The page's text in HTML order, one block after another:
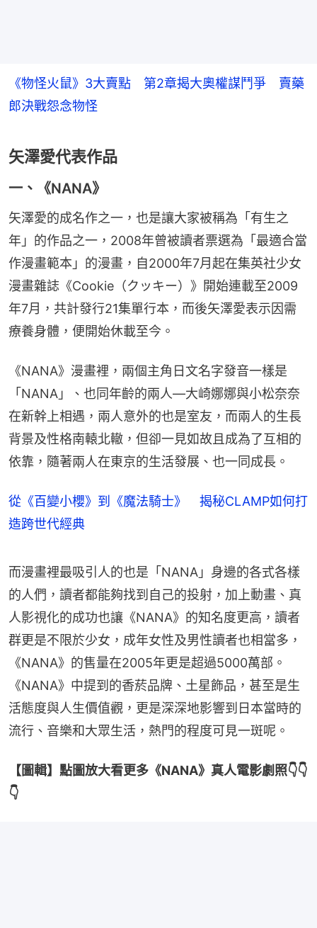
《物怪火鼠》3大賣點 第2章揭大奧權謀鬥爭 賣藥
郎決戰怨念物怪
矢澤愛代表作品
一、《NANA》
矢澤愛的成名作之一，也是讓大家被稱為「有生之
年」的作品之一，2008年曾被讀者票選為「最適合當
作漫畫範本」的漫畫，自2000年7月起在集英社少女
漫畫雜誌《Cookie（クッキー）》開始連載至2009
年7月，共計發行21集單行本，而後矢澤愛表示因需
療養身體，便開始休載至今。
《NANA》漫畫裡，兩個主角日文名字發音一樣是
「NANA」、也同年齡的兩人—大崎娜娜與小松奈奈
在新幹上相遇，兩人意外的也是室友，而兩人的生長
背景及性格南轅北轍，但卻一見如故且成為了互相的
依靠，隨著兩人在東京的生活發展、也一同成長。
從《百變小櫻》到《魔法騎士》 揭秘CLAMP如何打
造跨世代經典
而漫畫裡最吸引人的也是「NANA」身邊的各式各樣
的人們，讀者都能夠找到自己的投射，加上動畫、真
人影視化的成功也讓《NANA》的知名度更高，讀者
群更是不限於少女，成年女性及男性讀者也相當多，
《NANA》的售量在2005年更是超過5000萬部。
《NANA》中提到的香菸品牌、土星飾品，甚至是生
活態度與人生價值觀，更是深深地影響到日本當時的
流行、音樂和大眾生活，熱門的程度可見一斑呢。
【圖輯】點圖放大看更多《NANA》真人電影劇照👇👇
👇